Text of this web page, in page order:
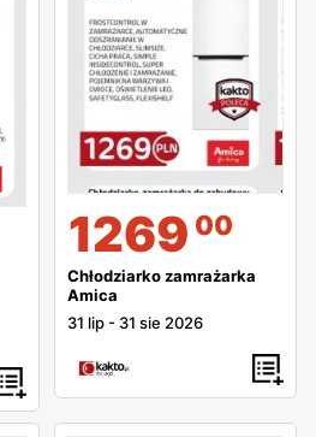
1269 00
Chłodziarko zamrażarka
Amica
31 lip - 31 sie 2026